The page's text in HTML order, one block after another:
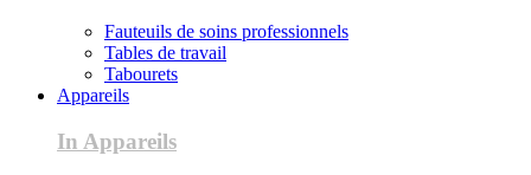
Fauteuils de soins professionnels
Tables de travail
Tabourets
Appareils
In Appareils